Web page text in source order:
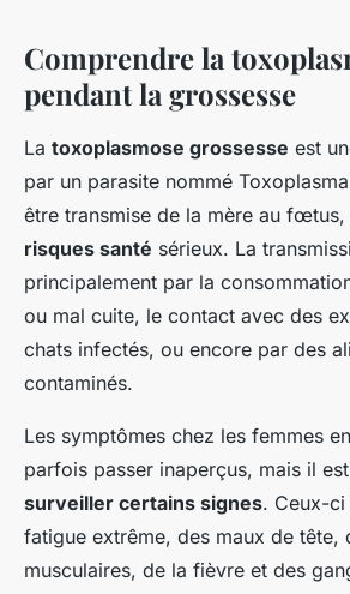
E-book gratuit :
votre grossesse
toxoplasmose
Marie 19 février 2025 6 min de lecture
Comprendre la
pendant la grossesse
La toxoplasmose grossesse est
par un parasite nommé
être transmise de la mère au fœtus,
risques santé sérieux. La
principalement par la
ou mal cuite, le contact avec des
chats infectés, ou encore par des
contaminés.
Les symptômes chez les femmes
parfois passer inaperçus, mais il
surveiller certains signes. Ceux-ci
fatigue extrême, des maux de tête,
musculaires, de la fièvre et des